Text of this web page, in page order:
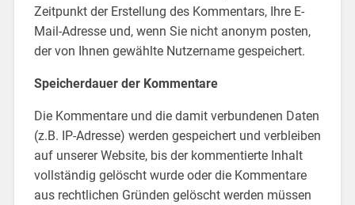
Zeitpunkt der Erstellung des Kommentars, Ihre E-
Mail-Adresse und, wenn Sie nicht anonym posten,
der von Ihnen gewählte Nutzername gespeichert.
Speicherdauer der Kommentare
Die Kommentare und die damit verbundenen Daten
(z.B. IP-Adresse) werden gespeichert und verbleiben
auf unserer Website, bis der kommentierte Inhalt
vollständig gelöscht wurde oder die Kommentare
aus rechtlichen Gründen gelöscht werden müssen